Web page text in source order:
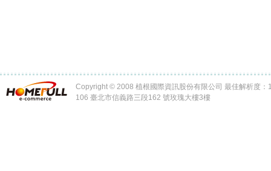
Copyright © 2008 植根國際資訊股份有限公司 最佳解析度：
106 臺北市信義路三段162 號玫瑰大樓3樓